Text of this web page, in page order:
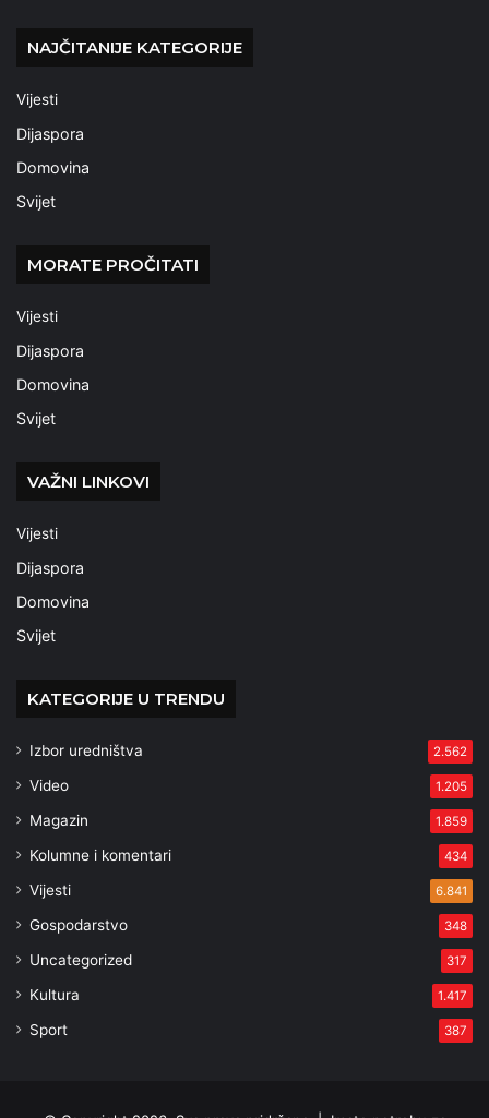
NAJČITANIJE KATEGORIJE
Vijesti
Dijaspora
Domovina
Svijet
MORATE PROČITATI
Vijesti
Dijaspora
Domovina
Svijet
VAŽNI LINKOVI
Vijesti
Dijaspora
Domovina
Svijet
KATEGORIJE U TRENDU
Izbor uredništva 2.562
Video 1.205
Magazin 1.859
Kolumne i komentari 434
Vijesti 6.841
Gospodarstvo 348
Uncategorized 317
Kultura 1.417
Sport 387